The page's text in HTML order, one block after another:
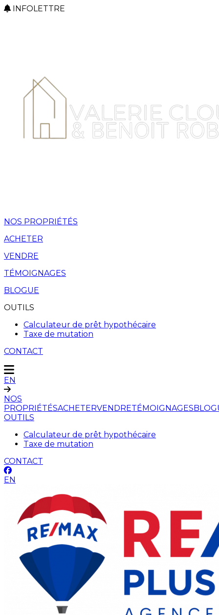
INFOLETTRE
NOS PROPRIÉTÉS
ACHETER
VENDRE
TÉMOIGNAGES
BLOGUE
OUTILS
Calculateur de prêt hypothécaire
Taxe de mutation
CONTACT
EN
NOS
PROPRIÉTÉSACHETERVENDRETÉMOIGNAGES
OUTILS
Calculateur de prêt hypothécaire
Taxe de mutation
CONTACT
EN